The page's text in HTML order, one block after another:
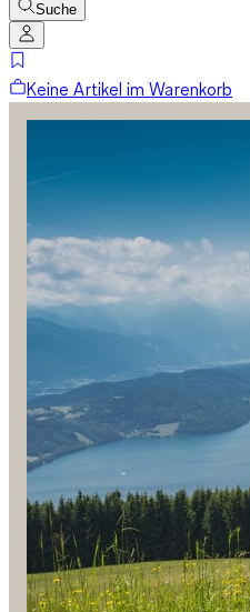
Suche
Keine Artikel im Warenkorb